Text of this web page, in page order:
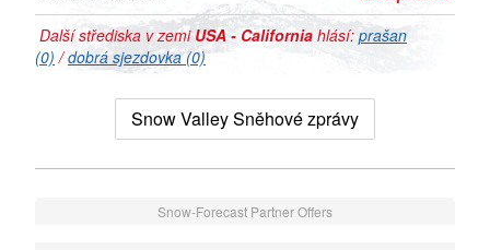
Další střediska v zemi USA - California hlásí: prašan
(0) /dobrá sjezdovka (0)
Snow Valley Sněhové zprávy
Snow-Forecast Partner Offers